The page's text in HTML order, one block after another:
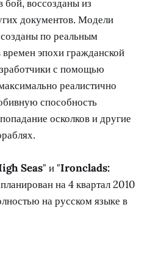
бой, воссозданы из
документов. Модели
по реальным
эпохи гражданской
с помощью
реалистично
способность
осколков и другие
Seas" и "Ironclads:
на 4 квартал 2010
на русском языке в